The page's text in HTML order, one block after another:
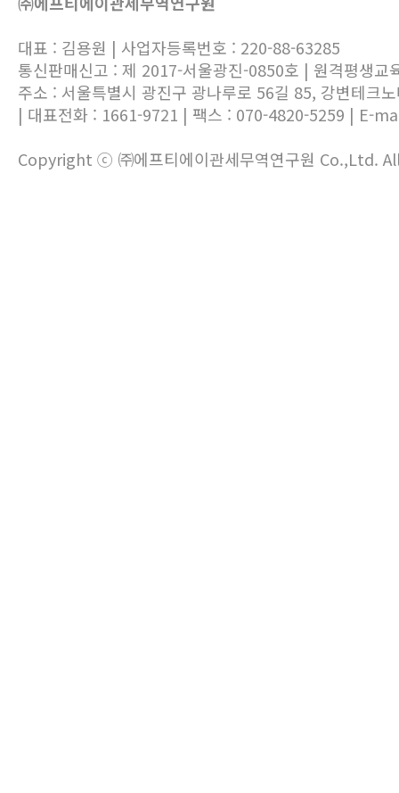
대표 : 김용원 | 사업자등록번호 : 220-88-63285
통신판매신고 : 제 2017-서울광진-0850호 | 원격평생교
주소 : 서울특별시 광진구 광나루로 56길 85, 강변테크
| 대표전화 : 1661-9721 | 팩스 : 070-4820-5259 | E-
Copyright ⓒ ㈜에프티에이관세무역연구원 Co.,Ltd.